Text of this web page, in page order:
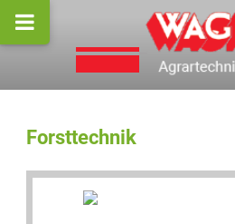
Forsttechnik